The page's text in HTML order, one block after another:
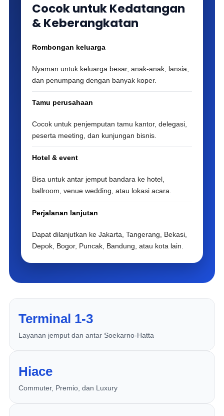
Cocok untuk Kedatangan
& Keberangkatan
Rombongan keluarga
Nyaman untuk keluarga besar, anak-anak, lansia,
dan penumpang dengan banyak koper.
Tamu perusahaan
Cocok untuk penjemputan tamu kantor, delegasi,
peserta meeting, dan kunjungan bisnis.
Hotel & event
Bisa untuk antar jemput bandara ke hotel,
ballroom, venue wedding, atau lokasi acara.
Perjalanan lanjutan
Dapat dilanjutkan ke Jakarta, Tangerang, Bekasi,
Depok, Bogor, Puncak, Bandung, atau kota lain.
Terminal 1-3
Layanan jemput dan antar Soekarno-Hatta
Hiace
Commuter, Premio, dan Luxury